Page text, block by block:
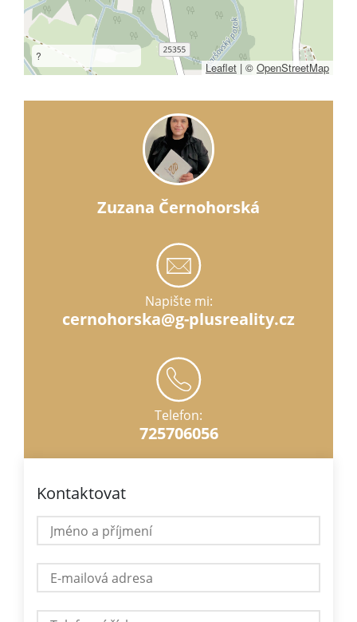
?
Leaflet | © OpenStreetMap
Zuzana Černohorská
Napište mi:
cernohorska@g-plusreality.cz
Telefon:
725706056
Kontaktovat